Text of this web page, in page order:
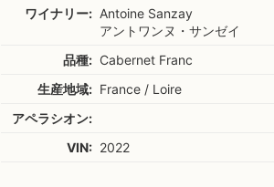
ワイナリー: Antoine Sanzay
アントワンヌ・サンゼイ
品種: Cabernet Franc
生産地域: France / Loire
アペラシオン:
VIN: 2022